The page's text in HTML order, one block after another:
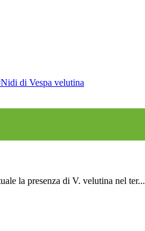
di Vespa velutina
la presenza di V. velutina nel ter...